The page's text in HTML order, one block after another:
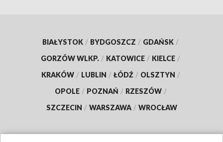
BIAŁYSTOK / BYDGOSZCZ / GDAŃSK /
GORZÓW WLKP. / KATOWICE / KIELCE /
KRAKÓW / LUBLIN / ŁÓDŹ / OLSZTYN /
OPOLE / POZNAŃ / RZESZÓW /
SZCZECIN / WARSZAWA / WROCŁAW